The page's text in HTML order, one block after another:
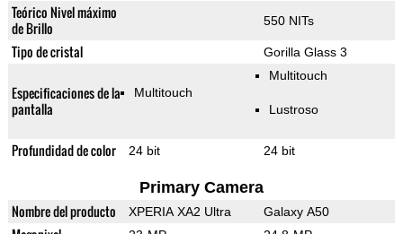
Teórico Nivel máximo
de Brillo
550 NITs
Tipo de cristal Gorilla Glass 3
Especificaciones de la
pantalla
Multitouch
Multitouch
Lustroso
Profundidad de color 24 bit 24 bit
Primary Camera
Nombre del producto XPERIA XA2 Ultra Galaxy A50